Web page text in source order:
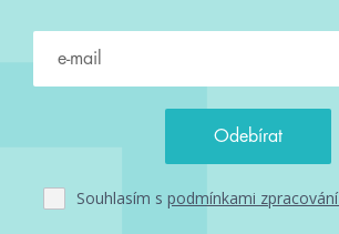
Souhlasím s podmínkami